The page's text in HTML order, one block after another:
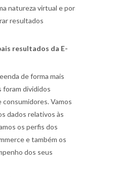
natureza virtual e por
resultados
resultados da E-
de forma mais
foram divididos
Vamos
dados relativos às
os perfis dos
e também os
dos seus